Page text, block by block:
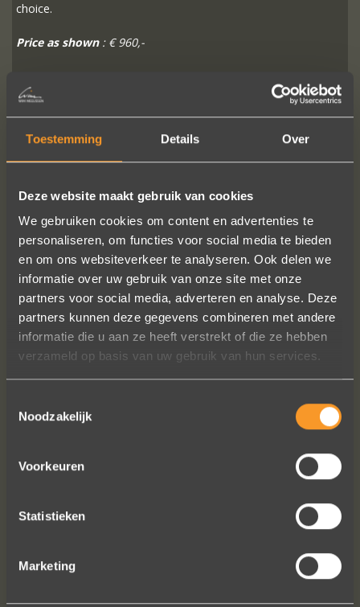
Toestemming Details Over
Deze website maakt gebruik van cookies
We gebruiken cookies om content en advertenties te
personaliseren, om functies voor social media te bieden
en om ons websiteverkeer te analyseren. Ook delen we
informatie over uw gebruik van onze site met onze
partners voor social media, adverteren en analyse. Deze
partners kunnen deze gegevens combineren met andere
informatie die u aan ze heeft verstrekt of die ze hebben
verzameld op basis van uw gebruik van hun services.
Noodzakelijk
Voorkeuren
Statistieken
Marketing
choice.
Price as shown: € 960,-
READ MORE
FOLLOW US ON SOCIAL MEDIA
Sieraden online besteld: de ring is
prachtige juweeltje, en ook voor jullie